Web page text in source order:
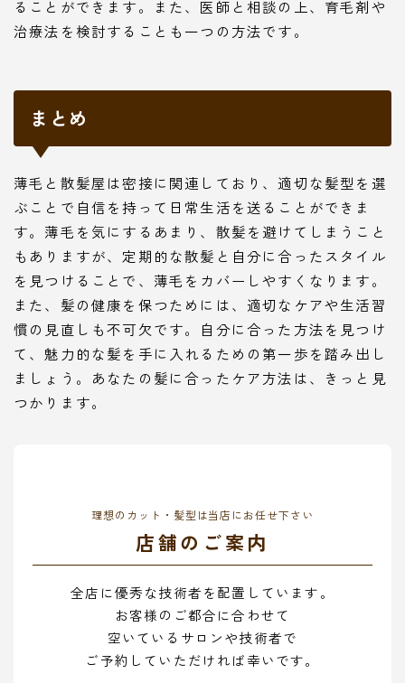
ることができます。また、医師と相談の上、育毛剤や
治療法を検討することも一つの方法です。
まとめ
薄毛と散髪屋は密接に関連しており、適切な髪型を選
ぶことで自信を持って日常生活を送ることができま
す。薄毛を気にするあまり、散髪を避けてしまうこと
もありますが、定期的な散髪と自分に合ったスタイル
を見つけることで、薄毛をカバーしやすくなります。
また、髪の健康を保つためには、適切なケアや生活習
慣の見直しも不可欠です。自分に合った方法を見つけ
て、魅力的な髪を手に入れるための第一歩を踏み出し
ましょう。あなたの髪に合ったケア方法は、きっと見
つかります。
理想のカット・髪型は当店にお任せ下さい
店舗のご案内
全店に優秀な技術者を配置しています。
お客様のご都合に合わせて
空いているサロンや技術者で
ご予約していただければ幸いです。